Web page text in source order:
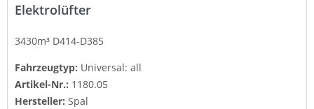
Elektrolüfter
3430m³ D414-D385
Fahrzeugtyp: Universal: all
Artikel-Nr.: 1180.05
Hersteller:Spal